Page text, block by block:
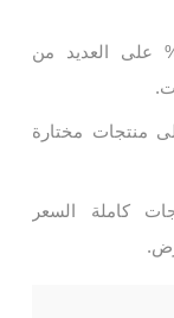
تصل إلى 50% على العديد من
إلى 60% على منتجات مختارة
كاملة السعر